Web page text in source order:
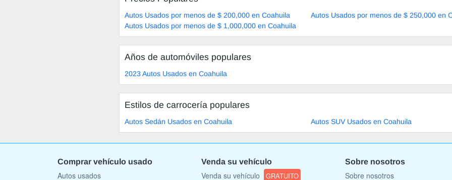
Autos Usados por menos de $ 200,000 en Coahuila
Autos Usados por menos de $ 250,000 en
Autos Usados por menos de $ 1,000,000 en Coahuila
Años de automóviles populares
2023 Autos Usados en Coahuila
Estilos de carrocería populares
Autos Sedán Usados en Coahuila Autos SUV Usados en Coahuila
Comprar vehículo usado
Autos usados
Venda su vehículo
Venda su vehículo GRATUITO
Sobre nosotros
Sobre nosotros